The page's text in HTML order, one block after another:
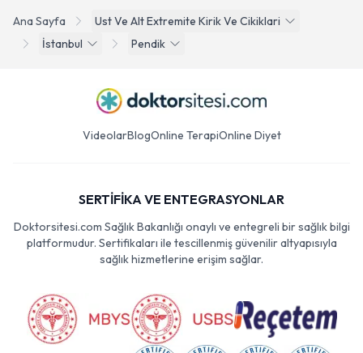
Ana Sayfa
Ust Ve Alt Extremite Kirik Ve Cikiklari
İstanbul
Pendik
VideolarBlogOnline TerapiOnline Diyet
SERTİFİKA VE ENTEGRASYONLAR
Doktorsitesi.com Sağlık Bakanlığı onaylı ve entegreli bir sağlık bilgi
platformudur. Sertifikaları ile tescillenmiş güvenilir altyapısıyla
sağlık hizmetlerine erişim sağlar.